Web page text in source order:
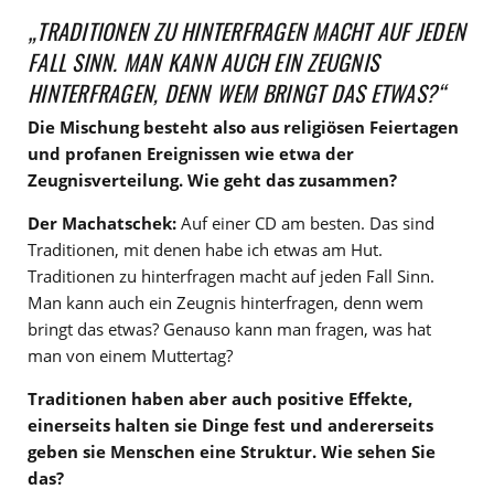
„TRADITIONEN ZU HINTERFRAGEN MACHT AUF JEDEN
FALL SINN. MAN KANN AUCH EIN ZEUGNIS
HINTERFRAGEN, DENN WEM BRINGT DAS ETWAS?“
Die Mischung besteht also aus religiösen Feiertagen
und profanen Ereignissen wie etwa der
Zeugnisverteilung. Wie geht das zusammen?
Der Machatschek: Auf einer CD am besten. Das sind
Traditionen, mit denen habe ich etwas am Hut.
Traditionen zu hinterfragen macht auf jeden Fall Sinn.
Man kann auch ein Zeugnis hinterfragen, denn wem
bringt das etwas? Genauso kann man fragen, was hat
man von einem Muttertag?
Traditionen haben aber auch positive Effekte,
einerseits halten sie Dinge fest und andererseits
geben sie Menschen eine Struktur. Wie sehen Sie
das?